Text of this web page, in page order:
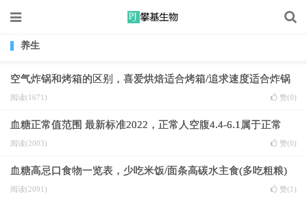
养生
空气炸锅和烤箱的区别，喜爱烘焙适合烤箱/追求速度适合炸锅
阅读(1671) 赞(0)
血糖正常值范围 最新标准2022，正常人空腹4.4-6.1属于正常
阅读(2003) 赞(0)
血糖高忌口食物一览表，少吃米饭/面条高碳水主食(多吃粗粮)
阅读(2091) 赞(1 )